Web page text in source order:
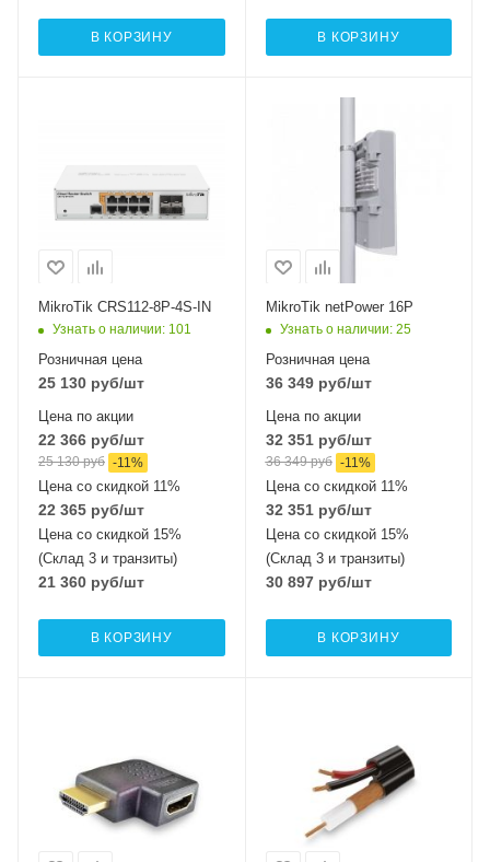
В КОРЗИНУ В КОРЗИНУ
8xGigabit, 4xSFP
MikroTik CRS112-8P-4S-IN
Узнать о наличии: 101
Розничная цена
25 130 руб/шт
Цена по акции
22 366 руб/шт
25 130руб -11%
Цена со скидкой 11%
22 365 руб/шт
Цена со скидкой 15%
(Склад 3 и транзиты)
21 360 руб/шт
В КОРЗИНУ
интерфейсы
16xGigabit, 2xSFP+
MikroTik netPower 16P
Узнать о наличии: 25
Розничная цена
36 349руб/шт
Цена по акции
32 351руб/шт
36 349руб -11%
Цена со скидкой 11%
32 351руб/шт
Цена со скидкой 15%
(Склад 3 и транзиты)
30 897руб/шт
В КОРЗИНУ